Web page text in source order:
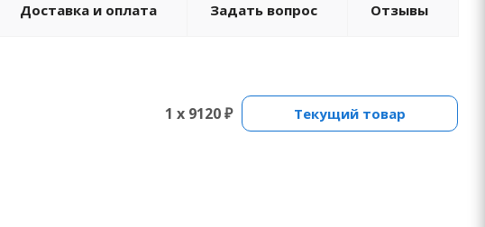
Доставка и оплата Задать вопрос Отзывы
1 x 9120 ₽ Текущий товар